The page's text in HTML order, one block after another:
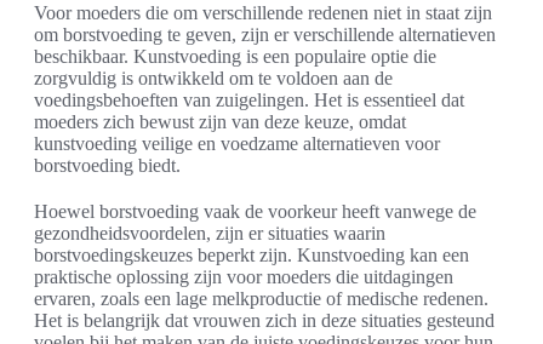
Voor moeders die om verschillende redenen niet in staat zijn
om borstvoeding te geven, zijn er verschillende alternatieven
beschikbaar. Kunstvoeding is een populaire optie die
zorgvuldig is ontwikkeld om te voldoen aan de
voedingsbehoeften van zuigelingen. Het is essentieel dat
moeders zich bewust zijn van deze keuze, omdat
kunstvoeding veilige en voedzame alternatieven voor
borstvoeding biedt.
Hoewel borstvoeding vaak de voorkeur heeft vanwege de
gezondheidsvoordelen, zijn er situaties waarin
borstvoedingskeuzes beperkt zijn. Kunstvoeding kan een
praktische oplossing zijn voor moeders die uitdagingen
ervaren, zoals een lage melkproductie of medische redenen.
Het is belangrijk dat vrouwen zich in deze situaties gesteund